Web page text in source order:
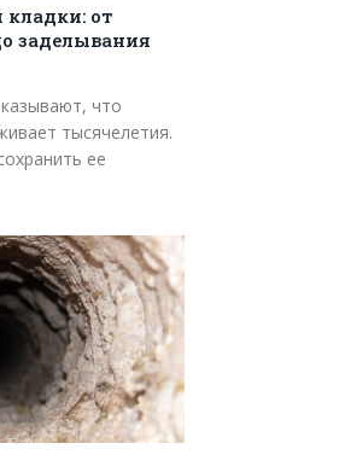
от
заделывания
что
тысячелетия.
ее